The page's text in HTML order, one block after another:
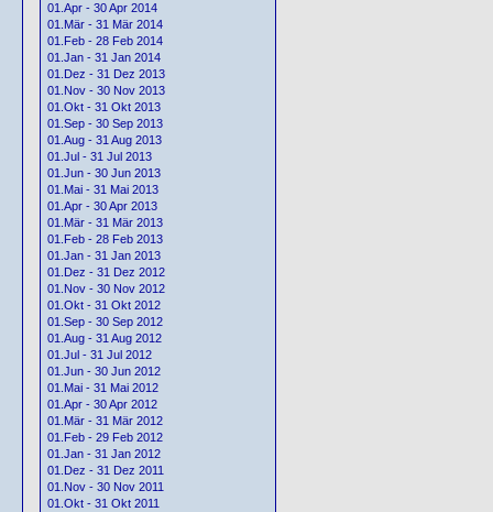
01.Apr - 30 Apr 2014
01.Mär - 31 Mär 2014
01.Feb - 28 Feb 2014
01.Jan - 31 Jan 2014
01.Dez - 31 Dez 2013
01.Nov - 30 Nov 2013
01.Okt - 31 Okt 2013
01.Sep - 30 Sep 2013
01.Aug - 31 Aug 2013
01.Jul - 31 Jul 2013
01.Jun - 30 Jun 2013
01.Mai - 31 Mai 2013
01.Apr - 30 Apr 2013
01.Mär - 31 Mär 2013
01.Feb - 28 Feb 2013
01.Jan - 31 Jan 2013
01.Dez - 31 Dez 2012
01.Nov - 30 Nov 2012
01.Okt - 31 Okt 2012
01.Sep - 30 Sep 2012
01.Aug - 31 Aug 2012
01.Jul - 31 Jul 2012
01.Jun - 30 Jun 2012
01.Mai - 31 Mai 2012
01.Apr - 30 Apr 2012
01.Mär - 31 Mär 2012
01.Feb - 29 Feb 2012
01.Jan - 31 Jan 2012
01.Dez - 31 Dez 2011
01.Nov - 30 Nov 2011
01.Okt - 31 Okt 2011